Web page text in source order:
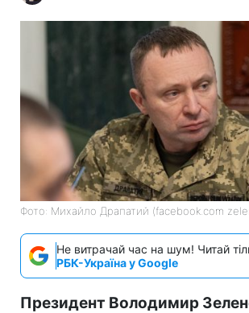
Фото: Михайло Драпатий (facebook.com
Не витрачай час на шум! Читай
РБК-Україна у Google
Президент Володимир